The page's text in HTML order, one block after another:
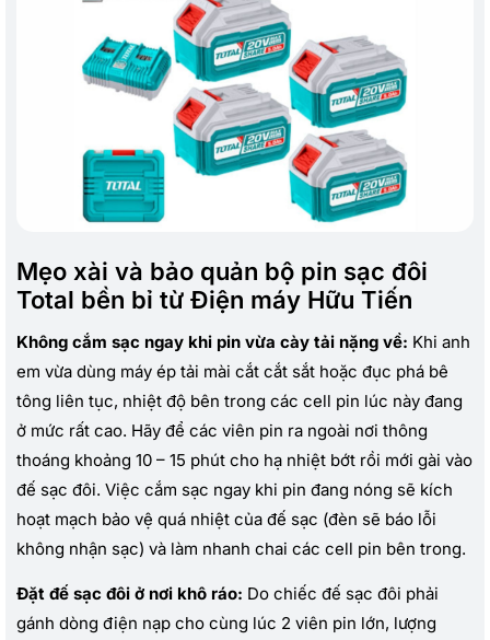
Mẹo xài và bảo quản bộ pin sạc đôi
Total bền bỉ từ Điện máy Hữu Tiến
Không cắm sạc ngay khi pin vừa cày tải nặng về: Khi anh
em vừa dùng máy ép tải mài cắt cắt sắt hoặc đục phá bê
tông liên tục, nhiệt độ bên trong các cell pin lúc này đang
ở mức rất cao. Hãy để các viên pin ra ngoài nơi thông
thoáng khoảng 10 – 15 phút cho hạ nhiệt bớt rồi mới gài vào
đế sạc đôi. Việc cắm sạc ngay khi pin đang nóng sẽ kích
hoạt mạch bảo vệ quá nhiệt của đế sạc (đèn sẽ báo lỗi
không nhận sạc) và làm nhanh chai các cell pin bên trong.
Đặt đế sạc đôi ở nơi khô ráo: Do chiếc đế sạc đôi phải
gánh dòng điện nạp cho cùng lúc 2 viên pin lớn, lượng